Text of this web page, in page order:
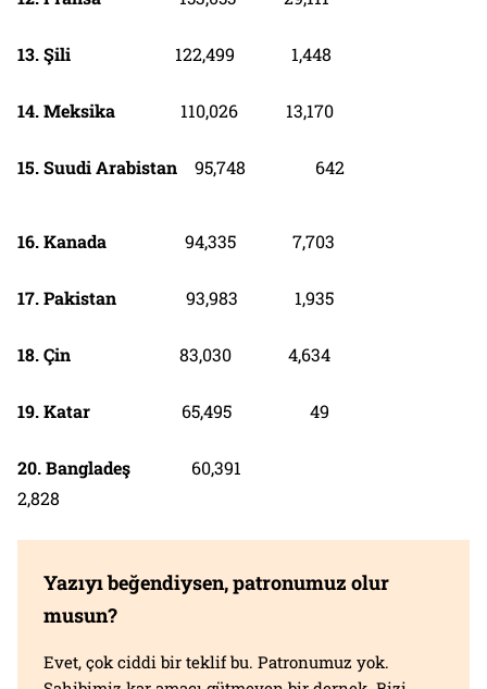
13. Şili 122,499 1,448
14. Meksika 110,026 13,170
15. Suudi Arabistan 95,748 642
16. Kanada 94,335 7,703
17. Pakistan 93,983 1,935
18. Çin 83,030 4,634
19. Katar 65,495 49
20. Bangladeş
60,391
2,828
Yazıyı beğendiysen, patronumuz olur
musun?
Evet, çok ciddi bir teklif bu. Patronumuz yok.